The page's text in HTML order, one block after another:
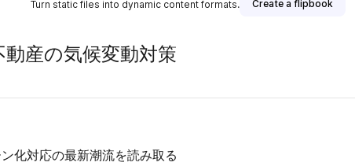
Turn static files into dynamic content formats. Create a flipbook
産の気候変動対策
化対応の最新潮流を読み取る